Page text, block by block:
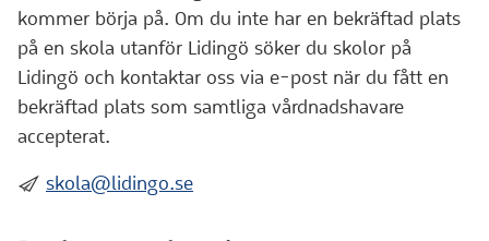
kommer börja på. Om du inte har en bekräftad plats
på en skola utanför Lidingö söker du skolor på
Lidingö och kontaktar oss via e-post när du fått en
bekräftad plats som samtliga vårdnadshavare
accepterat.
:skicka: skola@lidingo.se